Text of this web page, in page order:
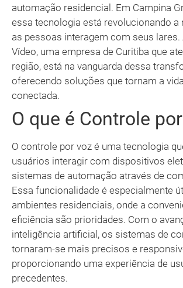
automação residencial. Em Campina
essa tecnologia está revolucionando a
as pessoas interagem com seus lares.
Vídeo, uma empresa de Curitiba que
região, está na vanguarda dessa
oferecendo soluções que tornam a
conectada.
O que é Controle
O controle por voz é uma tecnologia
usuários interagir com dispositivos
sistemas de automação através de
Essa funcionalidade é especialmente
ambientes residenciais, onde a
eficiência são prioridades. Com o
inteligência artificial, os sistemas de
tornaram-se mais precisos e
proporcionando uma experiência de
precedentes.